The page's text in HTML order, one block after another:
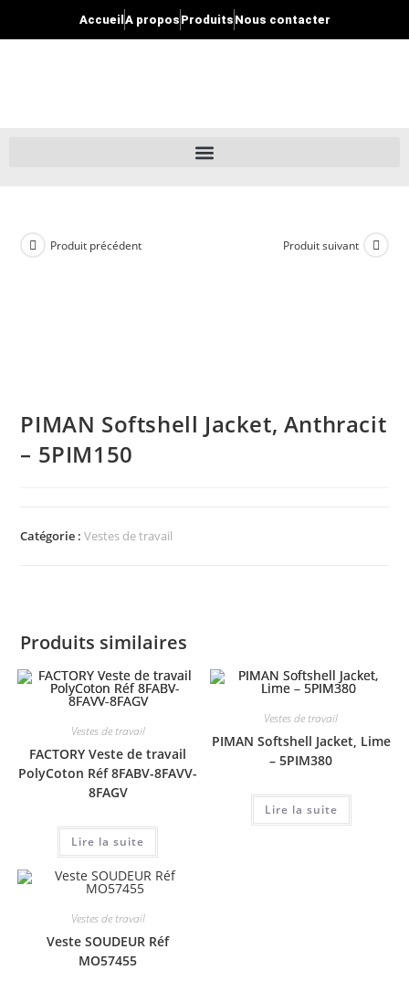
Accueil A propos Produits Nous contacter
Produit précédent Produit suivant
PIMAN Softshell Jacket, Anthracit
– 5PIM150
Catégorie :Vestes de travail
Produits similaires
Vestes de travail
FACTORY Veste de travail
PolyCoton Réf 8FABV-8FAVV-
8FAGV
Lire la suite
Vestes de travail
PIMAN Softshell Jacket, Lime
– 5PIM380
Lire la suite
Vestes de travail
Veste SOUDEUR Réf
MO57455